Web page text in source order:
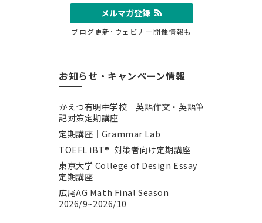
メルマガ登録
ブログ更新･ウェビナー開催情報も
お知らせ・キャンペーン情報
かえつ有明中学校｜英語作文・英語筆
記対策定期講座
定期講座｜Grammar Lab
TOEFL iBT® 対策者向け定期講座
東京大学 College of Design Essay
定期講座
広尾AG Math Final Season
2026/9~2026/10